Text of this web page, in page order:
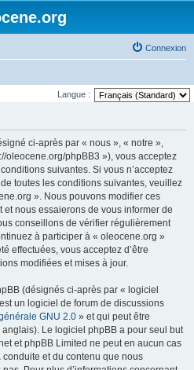
Connexion
Langue :
ci-après par « nous », « notre »,
oleocene.org/phpBB3 »), vous acceptez
suivantes. Si vous n’acceptez
toutes les conditions suivantes, veuillez
». Nous pouvons modifier ces
et nous essaierons de vous informer de
conseillons de vérifier régulièrement
à participer à « oleocene.org »
effectuées, vous acceptez d’être
modifiées et mises à jour.
(désignés ci-après par « logiciel
un logiciel de forum de discussions
GNU 2.0 » et qui peut être
anglais). Le logiciel phpBB a pour seul but
et phpBB Limited ne peut en aucun cas
et du contenu que nous